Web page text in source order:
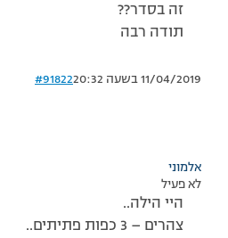
זה בסדר??
תודה רבה
11/04/2019 בשעה 20:32 #91822
אלמוני
לא פעיל
היי הילה..
צהרים – 3 כפות פתיתים..